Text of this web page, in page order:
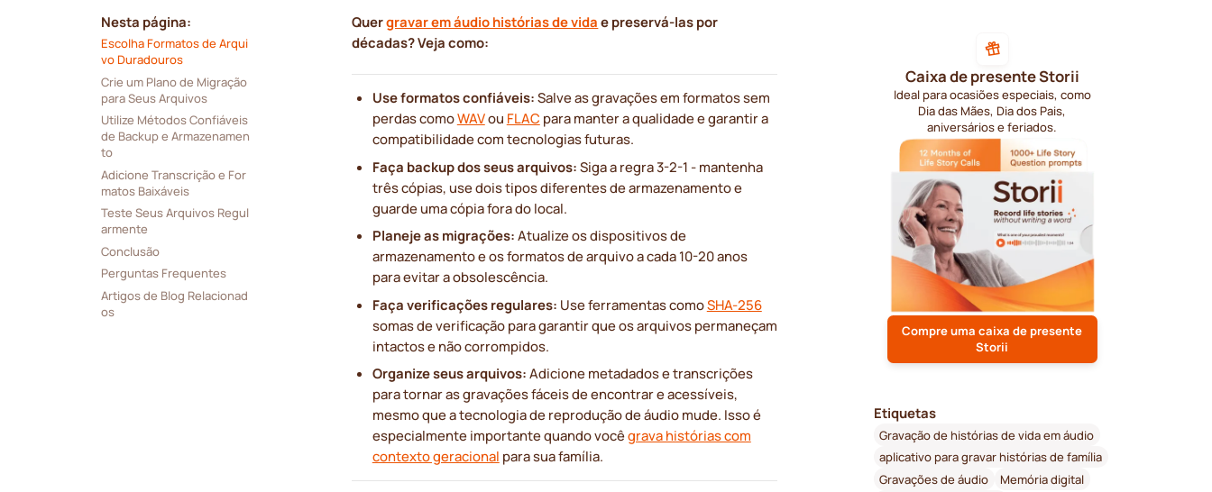
Nesta página:
Escolha Formatos de Arqui
vo Duradouros
Crie um Plano de Migração
para Seus Arquivos
Utilize Métodos Confiáveis
de Backup e Armazenamen
to
Adicione Transcrição e For
matos Baixáveis
Teste Seus Arquivos Regul
armente
Conclusão
Perguntas Frequentes
Artigos de Blog Relacionad
os
Quergravar em áudio histórias de vida e preservá-las por
décadas? Veja como:
Use formatos confiáveis: Salve as gravações em formatos sem
perdas comoWAVou FLAC para manter a qualidade e garantir a
compatibilidade com tecnologias futuras.
Faça backup dos seus arquivos: Siga a regra 3-2-1 - mantenha
três cópias, use dois tipos diferentes de armazenamento e
guarde uma cópia fora do local.
Planeje as migrações: Atualize os dispositivos de
armazenamento e os formatos de arquivo a cada 10-20 anos
para evitar a obsolescência.
Faça verificações regulares: Use ferramentas comoSHA-256
somas de verificação para garantir que os arquivos permaneçam
intactos e não corrompidos.
Organize seus arquivos: Adicione metadados e transcrições
para tornar as gravações fáceis de encontrar e acessíveis,
mesmo que a tecnologia de reprodução de áudio mude. Isso é
especialmente importante quando vocêgrava histórias com
contexto geracional para sua família.
Caixa de presente Storii
Ideal para ocasiões especiais, como
Dia das Mães, Dia dos Pais,
aniversários e feriados.
Compre uma caixa de presente
Storii
Etiquetas
Gravação de histórias de vida em áudio
aplicativo para gravar histórias de família
Gravações de áudio
Memória digital